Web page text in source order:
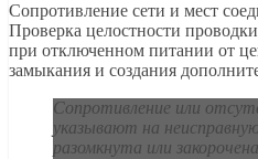
Сопротивление сети и мест
Проверка целостности
при отключенном питании от
замыкания и создания
Сопротивление или
указывают на
разомкнута или